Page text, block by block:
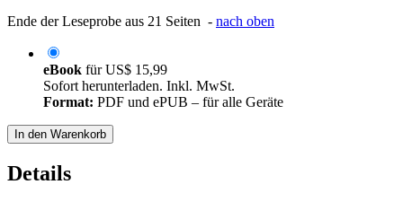
Ende der Leseprobe aus 21 Seiten - nach oben
eBook fürUS$ 15,99
Sofort herunterladen. Inkl. MwSt.
Format: PDF und ePUB – für alle Geräte
In den Warenkorb
Details